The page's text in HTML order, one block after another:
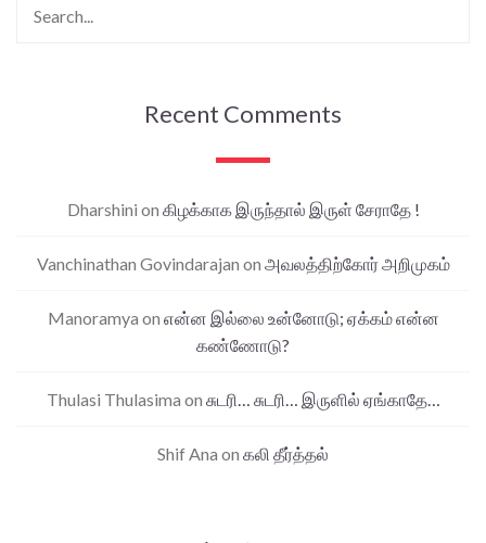
Recent Comments
Dharshini on கிழக்காக இருந்தால் இருள் சேராதே !
Vanchinathan Govindarajan on அவலத்திற்கோர் அறிமுகம்
Manoramya on என்ன இல்லை உன்னோடு; ஏக்கம் என்ன
கண்ணோடு?
Thulasi Thulasima on சுடரி… சுடரி… இருளில் ஏங்காதே…
Shif Ana on கலி தீர்த்தல்